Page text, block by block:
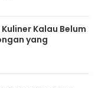
Kalau Belum
yang